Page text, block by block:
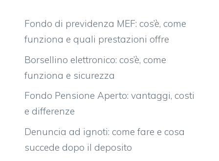
Fondo di previdenza MEF: cos’è, come
funziona e quali prestazioni offre
Borsellino elettronico: cos’è, come
funziona e sicurezza
Fondo Pensione Aperto: vantaggi, costi
e differenze
Denuncia ad ignoti: come fare e cosa
succede dopo il deposito